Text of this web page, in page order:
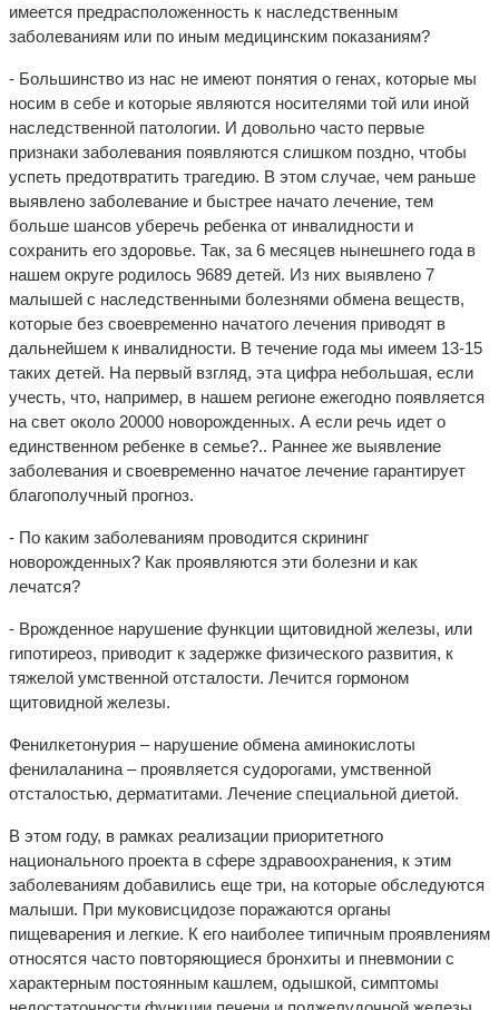
имеется предрасположенность к наследственным
заболеваниям или по иным медицинским показаниям?
- Большинство из нас не имеют понятия о генах, которые мы
носим в себе и которые являются носителями той или иной
наследственной патологии. И довольно часто первые
признаки заболевания появляются слишком поздно, чтобы
успеть предотвратить трагедию. В этом случае, чем раньше
выявлено заболевание и быстрее начато лечение, тем
больше шансов уберечь ребенка от инвалидности и
сохранить его здоровье. Так, за 6 месяцев нынешнего года в
нашем округе родилось 9689 детей. Из них выявлено 7
малышей с наследственными болезнями обмена веществ,
которые без своевременно начатого лечения приводят в
дальнейшем к инвалидности. В течение года мы имеем 13-15
таких детей. На первый взгляд, эта цифра небольшая, если
учесть, что, например, в нашем регионе ежегодно появляется
на свет около 20000 новорожденных. А если речь идет о
единственном ребенке в семье?.. Раннее же выявление
заболевания и своевременно начатое лечение гарантирует
благополучный прогноз.
- По каким заболеваниям проводится скрининг
новорожденных? Как проявляются эти болезни и как
лечатся?
- Врожденное нарушение функции щитовидной железы, или
гипотиреоз, приводит к задержке физического развития, к
тяжелой умственной отсталости. Лечится гормоном
щитовидной железы.
Фенилкетонурия – нарушение обмена аминокислоты
фенилаланина – проявляется судорогами, умственной
отсталостью, дерматитами. Лечение специальной диетой.
В этом году, в рамках реализации приоритетного
национального проекта в сфере здравоохранения, к этим
заболеваниям добавились еще три, на которые обследуются
малыши. При муковисцидозе поражаются органы
пищеварения и легкие. К его наиболее типичным проявлениям
относятся часто повторяющиеся бронхиты и пневмонии с
характерным постоянным кашлем, одышкой, симптомы